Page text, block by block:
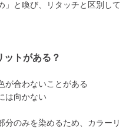
」と喚び、リタッチと区別して
ットがある？
が合わないことがある
は向かない
分のみを染めるため、カラーリ